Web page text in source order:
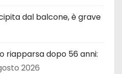
dal balcone, è grave
riapparsa dopo 56 anni:
2026